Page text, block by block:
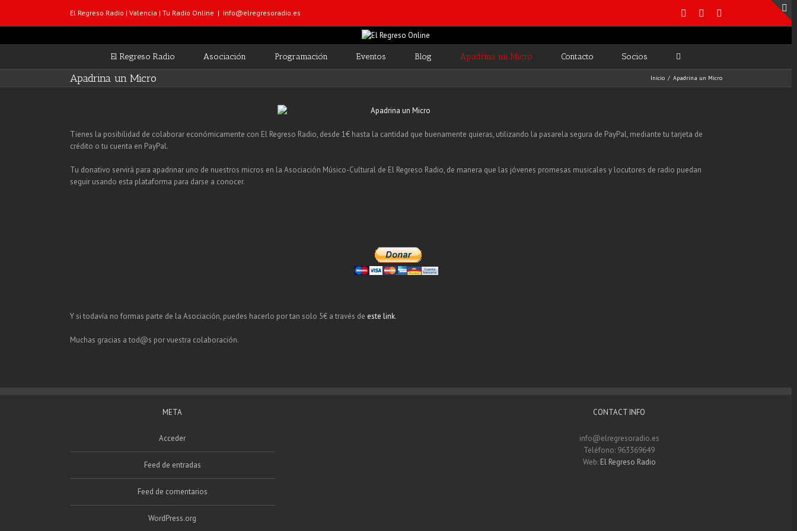
El Regreso Radio | Valencia | Tu Radio Online | info@elregresoradio.es
El Regreso Radio Asociación Programación Eventos Blog Apadrina un Micro Contacto Socios
Apadrina un Micro Inicio / Apadrina un Micro
Tienes la posibilidad de colaborar económicamente con El Regreso Radio, desde 1€ hasta la cantidad que buenamente quieras, utilizando la pasarela segura de PayPal, mediante tu tarjeta de
crédito o tu cuenta en PayPal.
Tu donativo servirá para apadrinar uno de nuestros micros en la Asociación Músico-Cultural de El Regreso Radio, de manera que las jóvenes promesas musicales y locutores de radio puedan
seguir usando esta plataforma para darse a conocer.
Y si todavía no formas parte de la Asociación, puedes hacerlo por tan solo 5€ a través de este link.
Muchas gracias a tod@s por vuestra colaboración.
META
Acceder
Feed de entradas
Feed de comentarios
WordPress.org
CONTACT INFO
info@elregresoradio.es
Teléfono: 963369649
Web: El Regreso Radio